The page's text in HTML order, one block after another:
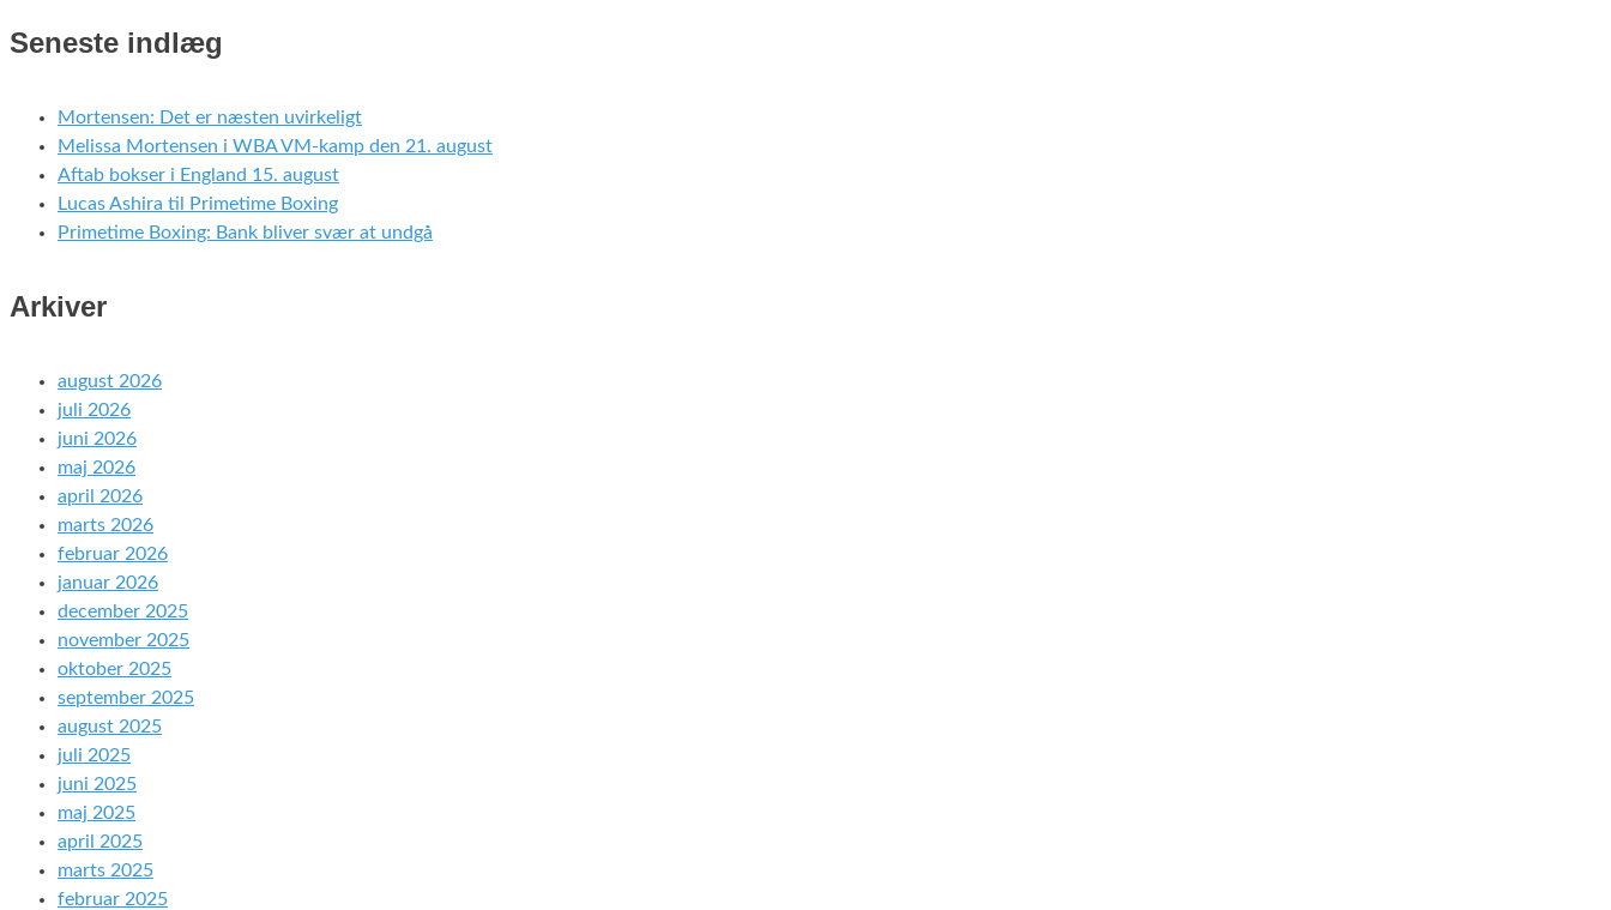
Seneste indlæg
Mortensen: Det er næsten uvirkeligt
Melissa Mortensen i WBA VM-kamp den 21. august
Aftab bokser i England 15. august
Lucas Ashira til Primetime Boxing
Primetime Boxing: Bank bliver svær at undgå
Arkiver
august 2026
juli 2026
juni 2026
maj 2026
april 2026
marts 2026
februar 2026
januar 2026
december 2025
november 2025
oktober 2025
september 2025
august 2025
juli 2025
juni 2025
maj 2025
april 2025
marts 2025
februar 2025